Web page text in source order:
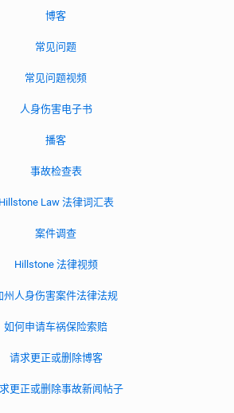
博客
常见问题
常见问题视频
人身伤害电子书
播客
事故检查表
Hillstone Law 法律词汇表
案件调查
Hillstone 法律视频
州人身伤害案件法律法规
如何申请车祸保险索赔
请求更正或删除博客
更正或删除事故新闻帖子